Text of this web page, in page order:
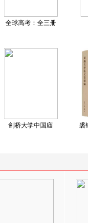
全球高考：全三册
剑桥大学中国庙 裘